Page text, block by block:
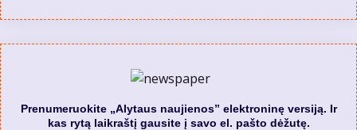
Prenumeruokite „Alytaus naujienos” elektroninę versiją. Ir
kas rytą laikraštį gausite į savo el. pašto dėžutę.